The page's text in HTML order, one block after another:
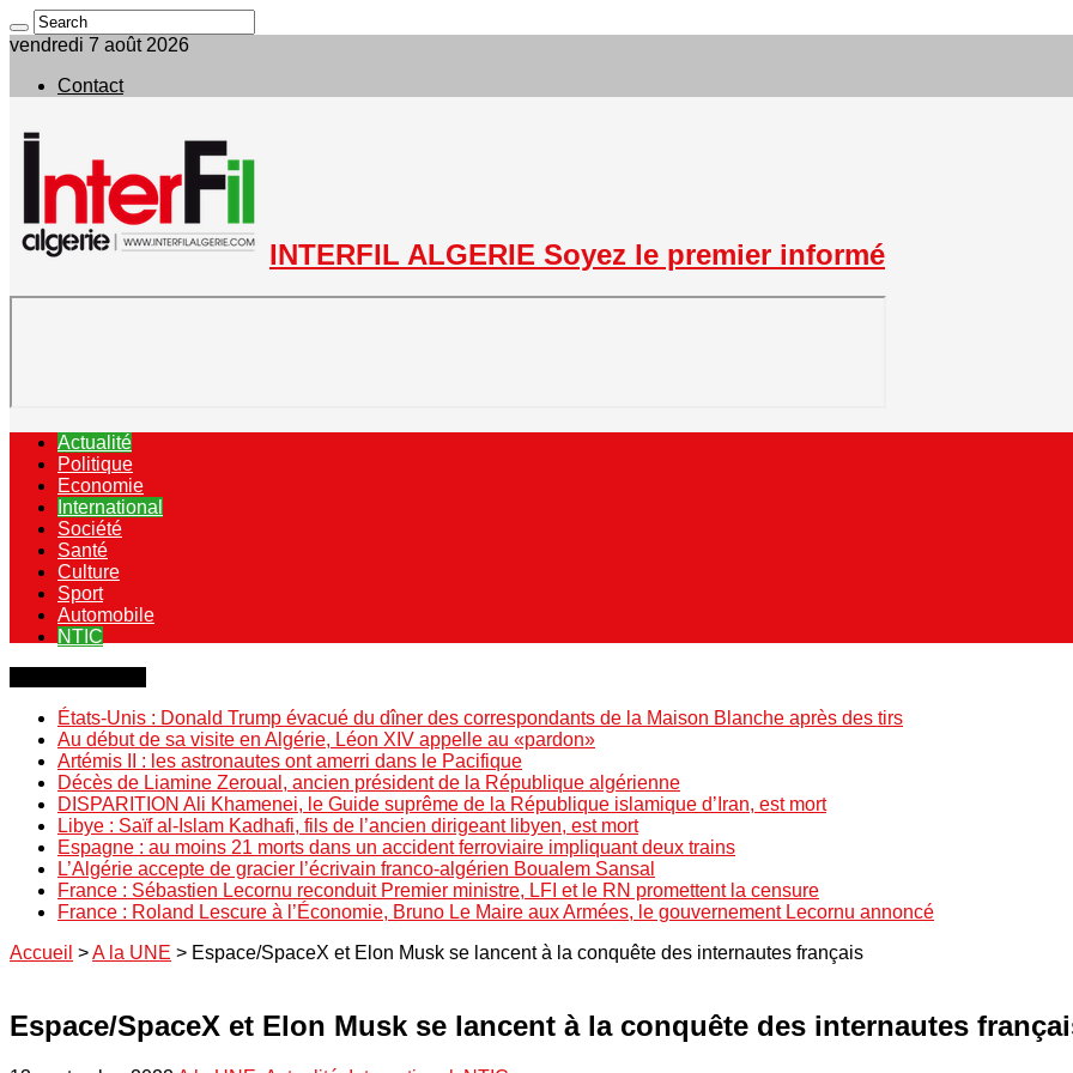
vendredi 7 août 2026
Contact
INTERFIL ALGERIE Soyez le premier informé
Actualité
Politique
Economie
International
Société
Santé
Culture
Sport
Automobile
NTIC
États-Unis : Donald Trump évacué du dîner des correspondants de la Maison Blanche après des tirs
Au début de sa visite en Algérie, Léon XIV appelle au «pardon»
Artémis II : les astronautes ont amerri dans le Pacifique
Décès de Liamine Zeroual, ancien président de la République algérienne
DISPARITION Ali Khamenei, le Guide suprême de la République islamique d’Iran, est mort
Libye : Saïf al-Islam Kadhafi, fils de l’ancien dirigeant libyen, est mort
Espagne : au moins 21 morts dans un accident ferroviaire impliquant deux trains
L’Algérie accepte de gracier l’écrivain franco-algérien Boualem Sansal
France : Sébastien Lecornu reconduit Premier ministre, LFI et le RN promettent la censure
France : Roland Lescure à l’Économie, Bruno Le Maire aux Armées, le gouvernement Lecornu annoncé
Accueil >A la UNE > Espace/SpaceX et Elon Musk se lancent à la conquête des internautes français
Espace/SpaceX et Elon Musk se lancent à la conquête des internautes